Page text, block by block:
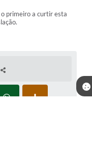
o primeiro a curtir esta